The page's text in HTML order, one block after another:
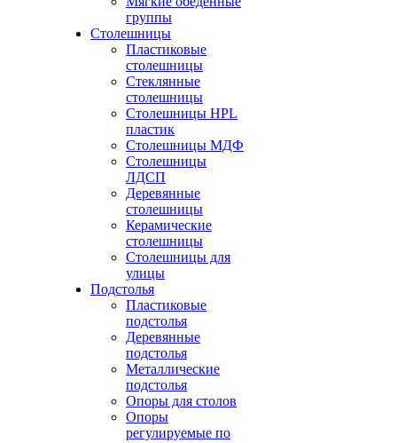
группы
Столешницы
Пластиковые
столешницы
Стеклянные
столешницы
Столешницы HPL
пластик
Столешницы МДФ
Столешницы
ЛДСП
Деревянные
столешницы
Керамические
столешницы
Столешницы для
улицы
Подстолья
Пластиковые
подстолья
Деревянные
подстолья
Металлические
подстолья
Опоры для столов
Опоры
регулируемые по